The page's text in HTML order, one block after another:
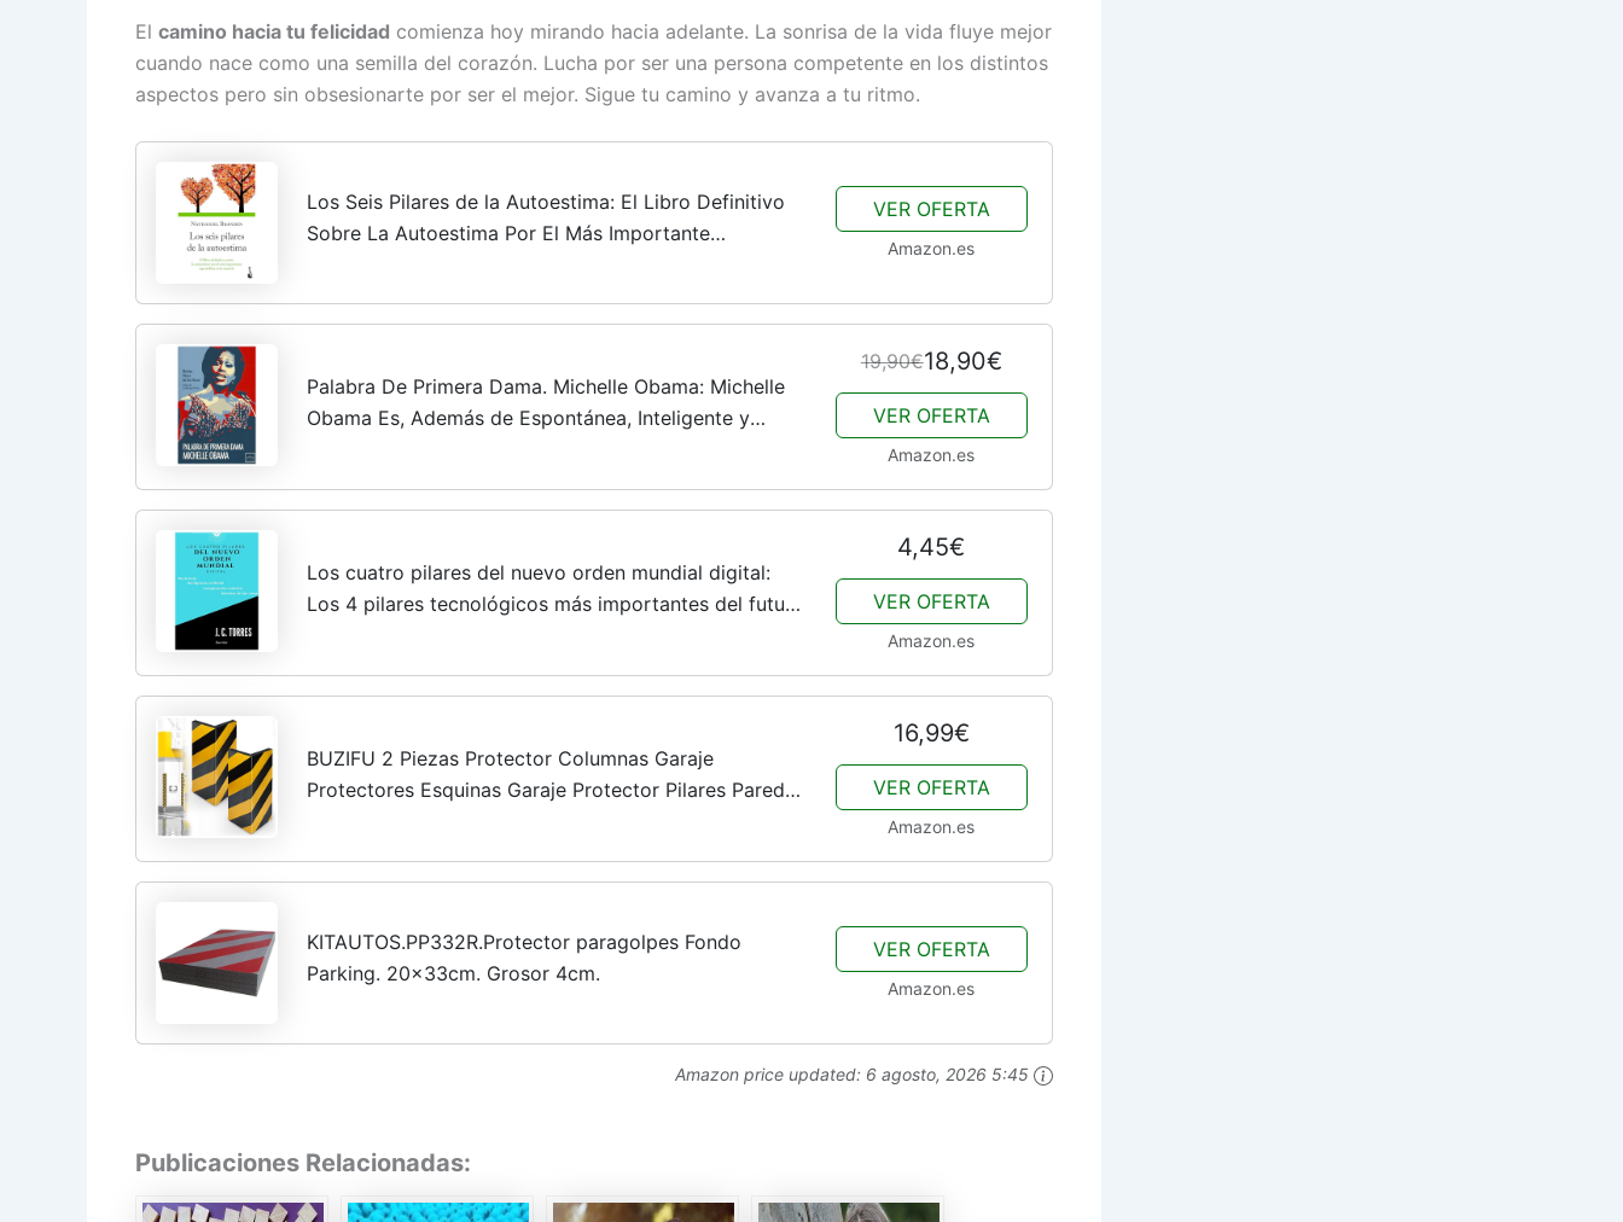
El camino hacia tu felicidad comienza hoy mirando hacia adelante. La sonrisa de la vida fluye mejor
cuando nace como una semilla del corazón. Lucha por ser una persona competente en los distintos
aspectos pero sin obsesionarte por ser el mejor. Sigue tu camino y avanza a tu ritmo.
Los Seis Pilares de la Autoestima: El Libro Definitivo
Sobre La Autoestima Por El Más Importante
VER OFERTA
Amazon.es
Palabra De Primera Dama. Michelle Obama: Michelle
Obama Es, Además de Espontánea, Inteligente y
19,90€18,90€
VER OFERTA
Amazon.es
Los cuatro pilares del nuevo orden mundial digital:
Los 4 pilares tecnológicos más importantes del futuro
4,45€
VER OFERTA
Amazon.es
BUZIFU 2 Piezas Protector Columnas Garaje
Protectores Esquinas Garaje Protector Pilares Pared
16,99€
VER OFERTA
Amazon.es
KITAUTOS.PP332R.Protector paragolpes Fondo
Parking. 20x33cm. Grosor 4cm.
VER OFERTA
Amazon.es
Amazon price updated: 6 agosto, 2026 5:45
Publicaciones Relacionadas: